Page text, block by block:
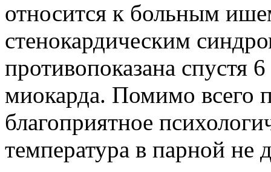
относится к больным
стенокардическим
противопоказана спустя
миокарда. Помимо всего
благоприятное
температура в парной